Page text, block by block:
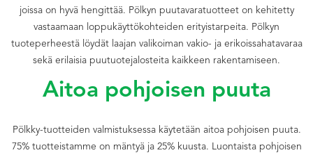
joissa on hyvä hengittää. Pölkyn puutavaratuotteet on kehitetty
vastaamaan loppukäyttökohteiden erityistarpeita. Pölkyn
tuoteperheestä löydät laajan valikoiman vakio- ja erikoissahatavaraa
sekä erilaisia puutuotejalosteita kaikkeen rakentamiseen.
Aitoa pohjoisen puuta
Pölkky-tuotteiden valmistuksessa käytetään aitoa pohjoisen puuta.
75% tuotteistamme on mäntyä ja 25% kuusta. Luontaista pohjoisen